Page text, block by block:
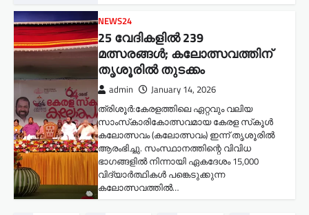
NEWS24
25 വേദികളിൽ 239
മത്സരങ്ങൾ; കലോത്സവത്തിന്
തൃശൂരിൽ തുടക്കം
admin January 14, 2026
ത്രിശൂർ:കേരളത്തിലെ ഏറ്റവും വലിയ
സാംസ്‌കാരികോത്സവമായ കേരള സ്‌കൂൾ
കലോത്സവം (കലോത്സവം) ഇന്ന് തൃശൂരിൽ
ആരംഭിച്ചു. സംസ്ഥാനത്തിന്റെ വിവിധ
ഭാഗങ്ങളിൽ നിന്നായി ഏകദേശം 15,000
വിദ്യാർത്ഥികൾ പങ്കെടുക്കുന്ന
കലോത്സവത്തിൽ…